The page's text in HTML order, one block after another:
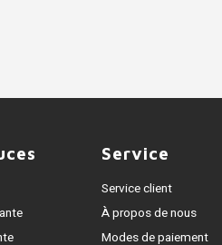
Service
Service client
À propos de nous
Modes de paiement